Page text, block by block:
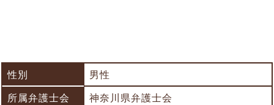
性別
男性
所属弁護士会
神奈川県弁護士会